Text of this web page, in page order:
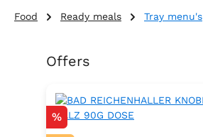
Food Ready meals Tray menu's
Skip product gallery
Offers
Discount
%